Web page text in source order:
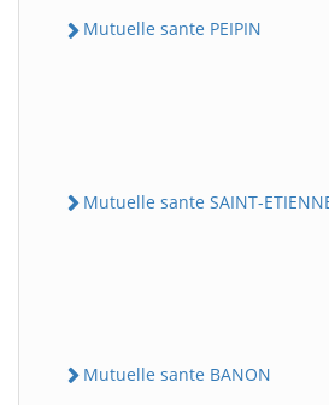
Mutuelle sante PEIPIN
Mutuelle sante SAINT-
Mutuelle sante BANON